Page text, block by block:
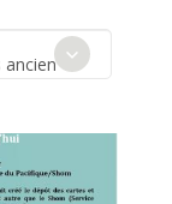
ancien